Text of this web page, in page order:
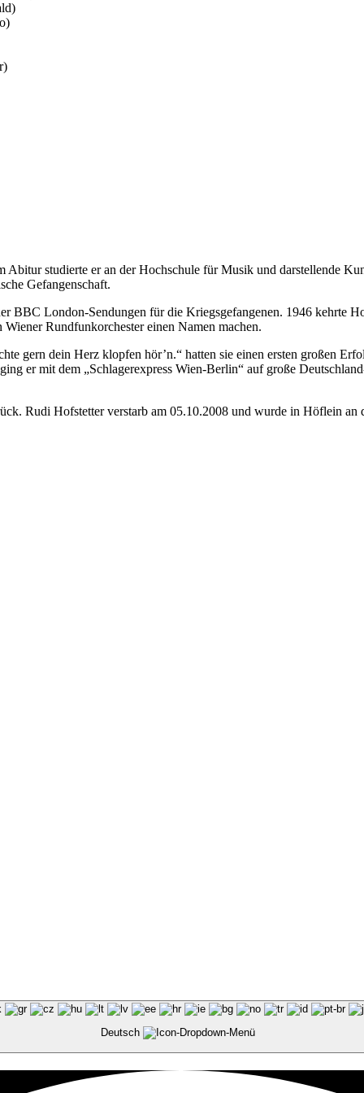
studierte er an der Hochschule für Musik und darstellende
Gefangenschaft.
BBC London-Sendungen für die Kriegsgefangenen. 1946 kehrte
Rundfunkorchester einen Namen machen.
gern dein Herz klopfen hör’n.“ hatten sie einen ersten großen
er mit dem „Schlagerexpress Wien-Berlin“ auf große
Rudi Hofstetter verstarb am 05.10.2008 und wurde in Höflein an
Deutsch